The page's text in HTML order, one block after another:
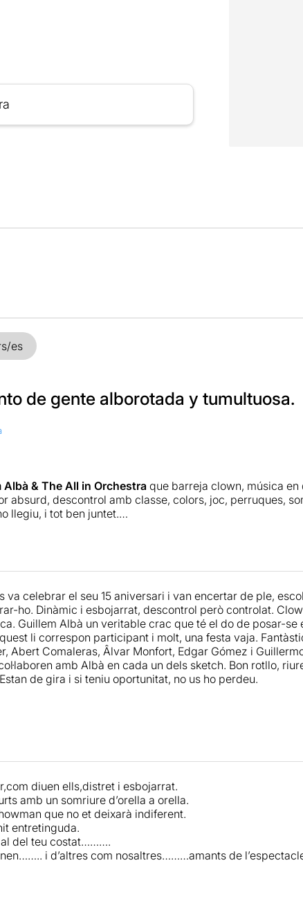
es
de gente alborotada y tumultuosa.
Albà & The All in Orchestra que barreja clown, música en
absurd, descontrol amb classe, colors, joc, perruques,
llegiu, i tot ben juntet.
passaran coses, moltes coses, i totes seran
i amb uns
intentar que oblidis, per una estoneta, totes
és que encara són allà.
com a casa), en família i/o amics. Veuràs (i viuràs) totes
fer, però que mai t’has atrevit. Ai, la vergonya.
amb totes les teves forces quan t’ho demanin,
qualsevol cas, no t’amoinis, doncs l’única cosa que
te que "Res és tan important i riure no costa tant”.
va celebrar el seu 15 aniversari i van encertar de ple,
ho. Dinàmic i esbojarrat, descontrol però controlat.
Guillem Albà un veritable crac que té el do de posar-se
li correspon participant i molt, una festa vaja.
Abert Comaleras, Âlvar Monfort, Edgar Gómez i
amb Albà en cada un dels sketch. Bon rotllo,
de gira i si teniu oportunitat, no us ho perdeu.
diuen ells,distret i esbojarrat.
amb un somriure d’orella a orella.
que no et deixarà indiferent.
entretinguda.
al del teu costat……….
i d’altres com nosaltres………amants de